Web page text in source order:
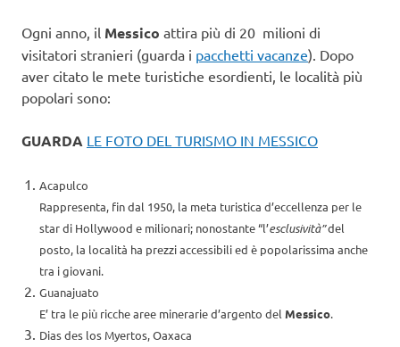
Ogni anno, il Messico attira più di 20 milioni di
visitatori stranieri (guarda i pacchetti vacanze). Dopo
aver citato le mete turistiche esordienti, le località più
popolari sono:
GUARDA LE FOTO DEL TURISMO IN MESSICO
Acapulco
Rappresenta, fin dal 1950, la meta turistica d’eccellenza per le
star di Hollywood e milionari; nonostante “l’esclusività”del
posto, la località ha prezzi accessibili ed è popolarissima anche
tra i giovani.
Guanajuato
E’ tra le più ricche aree minerarie d’argento del Messico.
Dias des los Myertos, Oaxaca